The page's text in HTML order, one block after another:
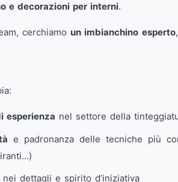
e decorazioni per interni.
cerchiamo un imbianchino esperto
esperienza nel settore della
e padronanza delle tecniche più
dettagli e spirito d’iniziativa